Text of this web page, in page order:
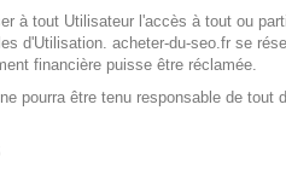
à tout Utilisateur l'accès à tout ou
d'Utilisation. acheter-du-seo.fr se
financière puisse être réclamée.
pourra être tenu responsable de